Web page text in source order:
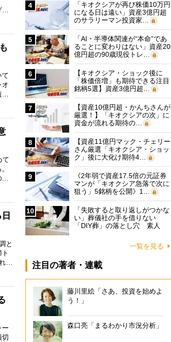
て
オ
て
と
が
ー
切
4
「キオクシアが再び株価10万円
になる日は遠い」資産3億円超
のサラリーマン投資家…
5
「AI・半導体関連が“本命”であ
ることに変わりはない」資産20
億円超の90歳現役トレ…
6
【キオクシア・ショック後に
「株価倍増」も期待できる注目
銘柄5選】資産3億円超…
7
【資産10億円超・かんちさんが
厳選！】「キオクシアの次」に
資金が流れる期待の…
8
【資産11億円マック・チェリー
さん厳選「キオクシア・ショッ
ク」後に大化け期待4…
9
《2年弱で資産17.5倍の元証券
マンが「キオクシア急落で次に
狙う」5銘柄を公開》1…
10
「失敗すると取り返しがつかな
い」葬儀社の手を借りない
「DIY葬」の落とし穴 素人
一覧を見る
注目の著者・連載
藤川里絵「さあ、投資を始めよ
う！」
森口亮「まるわかり市況分析」